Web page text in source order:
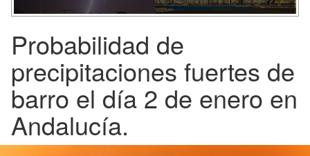
Probabilidad de
precipitaciones fuertes de
barro el día 2 de enero en
Andalucía.